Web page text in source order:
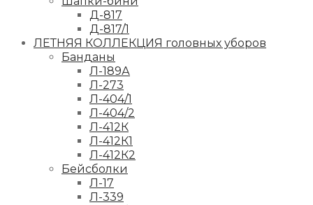
Д-817
Д-817/1
ЛЕТНЯЯ КОЛЛЕКЦИЯ головных уборов
Банданы
Л-189А
Л-273
Л-404/1
Л-404/2
Л-412К
Л-412К1
Л-412К2
Бейсболки
Л-17
Л-339